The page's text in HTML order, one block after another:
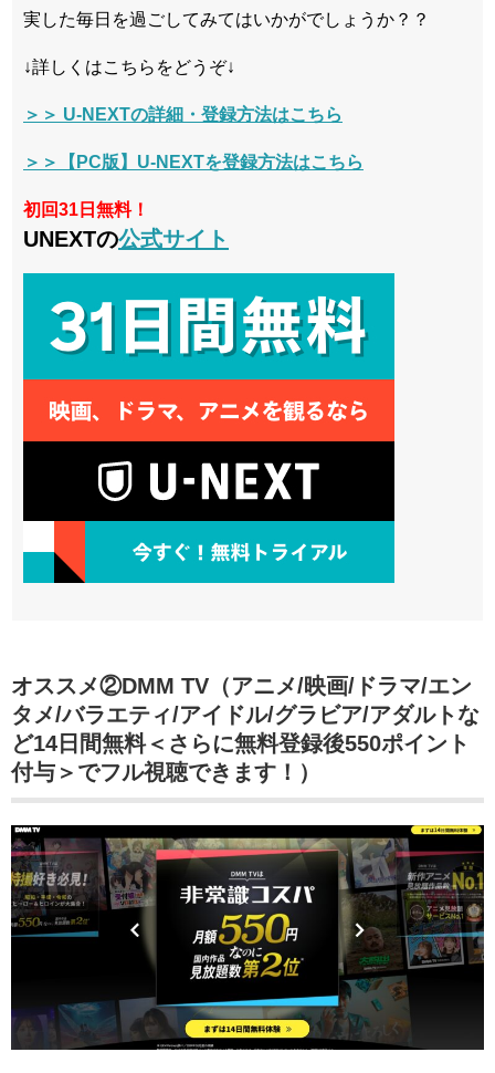
実した毎日を過ごしてみてはいかがでしょうか？？
↓詳しくはこちらをどうぞ↓
＞＞ U-NEXTの詳細・登録方法はこちら
＞＞【PC版】U-NEXTを登録方法はこちら
初回31日無料！
UNEXTの公式サイト
オススメ②DMM TV（アニメ/映画/ドラマ/エン
タメ/バラエティ/アイドル/グラビア/アダルトな
ど14日間無料＜さらに無料登録後550ポイント
付与＞でフル視聴できます！）